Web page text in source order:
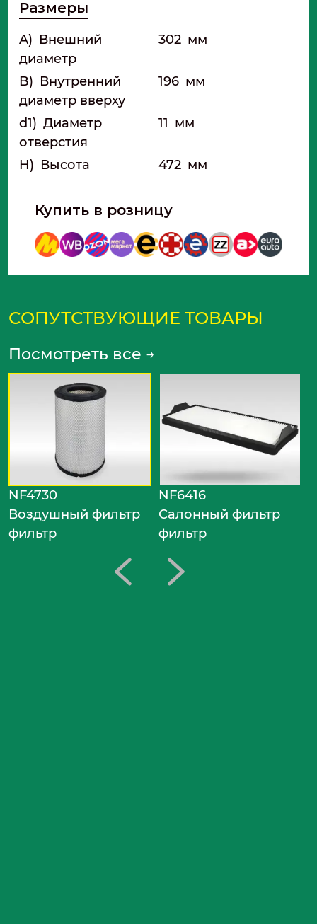
Размеры
A) Внешний
диаметр
302 мм
B) Внутренний
диаметр вверху
196 мм
d1) Диаметр
отверстия
11 мм
H) Высота 472 мм
Купить в розницу
СОПУТСТВУЮЩИЕ ТОВАРЫ
Посмотреть все →
NF4730
Воздушный фильтр
фильтр
NF6416
Салонный фильтр
фильтр